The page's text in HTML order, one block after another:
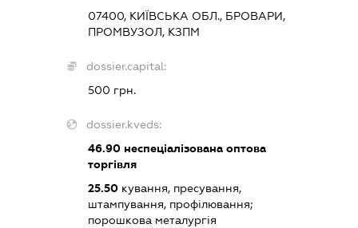
07400, КИЇВСЬКА ОБЛ., БРОВАРИ,
ПРОМВУЗОЛ, КЗПМ
dossier.capital:
500 грн.
dossier.kveds:
46.90 неспеціалізована оптова
торгівля
25.50 кування, пресування,
штампування, профілювання;
порошкова металургія